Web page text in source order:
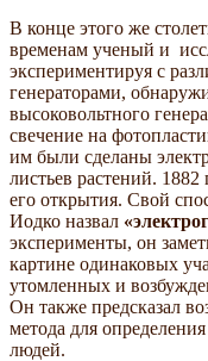
В конце этого же
временам ученый и
экспериментируя с
генераторами,
высоковольтного
свечение на
им были сделаны
листьев растений.
его открытия. Свой
Иодко назвал
эксперименты, он
картине одинаковых
утомленных и
Он также предсказал
метода для
людей.